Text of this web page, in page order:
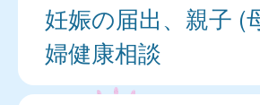
妊娠の届出、親子 (
婦健康相談